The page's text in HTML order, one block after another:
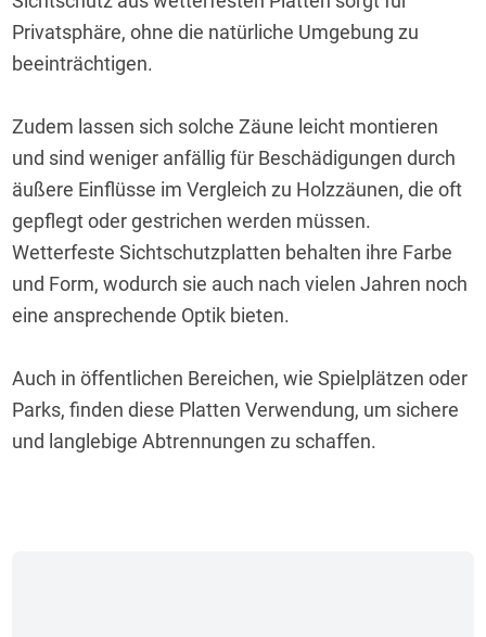
Privatsphäre, ohne die natürliche Umgebung zu
beeinträchtigen.
Zudem lassen sich solche Zäune leicht montieren
und sind weniger anfällig für Beschädigungen durch
äußere Einflüsse im Vergleich zu Holzzäunen, die oft
gepflegt oder gestrichen werden müssen.
Wetterfeste Sichtschutzplatten behalten ihre Farbe
und Form, wodurch sie auch nach vielen Jahren noch
eine ansprechende Optik bieten.
Auch in öffentlichen Bereichen, wie Spielplätzen oder
Parks, finden diese Platten Verwendung, um sichere
und langlebige Abtrennungen zu schaffen.